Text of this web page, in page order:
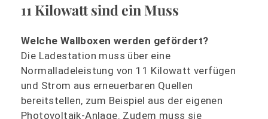
11 Kilowatt sind ein Muss
Welche Wallboxen werden gefördert?
Die Ladestation muss über eine
Normalladeleistung von 11 Kilowatt verfügen
und Strom aus erneuerbaren Quellen
bereitstellen, zum Beispiel aus der eigenen
Photovoltaik-Anlage. Zudem muss sie